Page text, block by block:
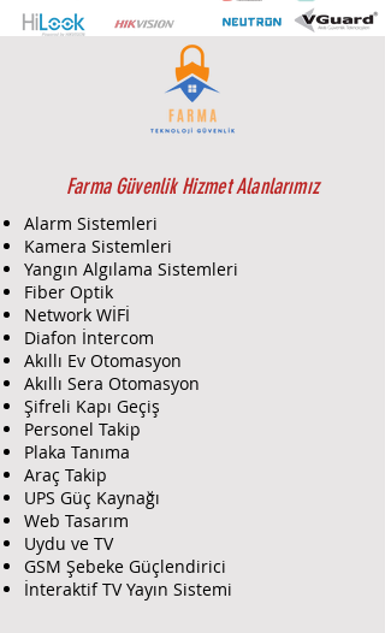
Farma Güvenlik Hizmet Alanlarımız
Alarm Sistemleri
Kamera Sistemleri
Yangın Algılama Sistemleri
Fiber Optik
Network WİFİ
Diafon İntercom
Akıllı Ev Otomasyon
Akıllı Sera Otomasyon
Şifreli Kapı Geçiş
Personel Takip
Plaka Tanıma
Araç Takip
UPS Güç Kaynağı
Web Tasarım
Uydu ve TV
GSM Şebeke Güçlendirici
İnteraktif TV Yayın Sistemi